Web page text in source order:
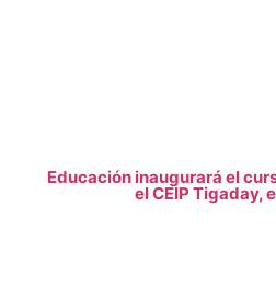
Educación inaugurará el
el CEIP Tigaday,